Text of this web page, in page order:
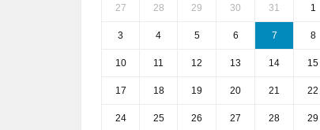
27 28 29 30 31 1
3 4 5 6 7 8
10 11 12 13 14 15
17 18 19 20 21 22
24 25 26 27 28 29